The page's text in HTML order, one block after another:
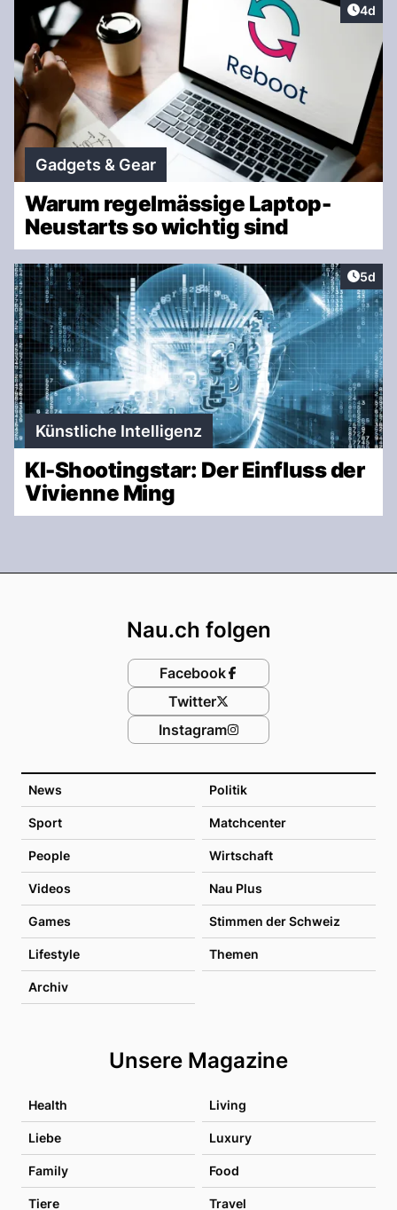
4d
Gadgets & Gear
Warum regelmässige Laptop-
Neustarts so wichtig sind
5d
Künstliche Intelligenz
KI-Shootingstar: Der Einfluss der
Vivienne Ming
News Politik
Sport Matchcenter
People Wirtschaft
Videos Nau Plus
Games Stimmen der Schweiz
Lifestyle Themen
Archiv
Unsere Magazine
Health Living
Liebe Luxury
Family Food
Tiere Travel
Nau.ch folgen
Facebook
Twitter
Instagram